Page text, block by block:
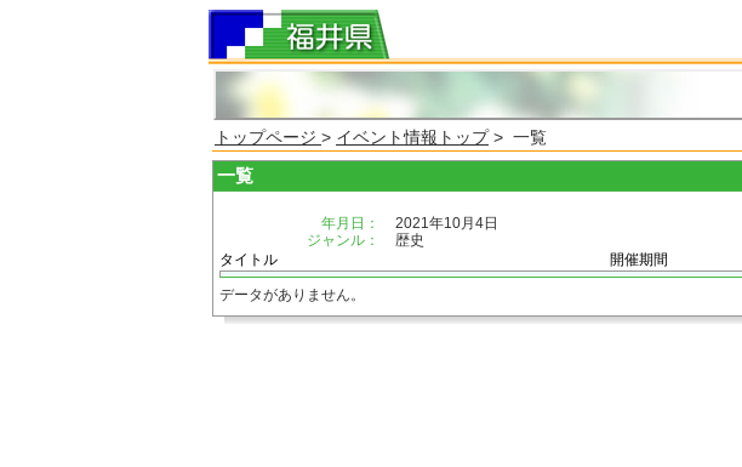
トップページ > イベント情報トップ> 一覧
一覧
年月日：
2021年10月4日
ジャンル：
歴史
タイトル
開催期間
データがありません。